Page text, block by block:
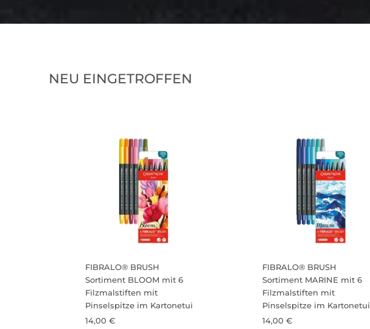
NEU EINGETROFFEN
FIBRALO® BRUSH
Sortiment BLOOM mit 6
Filzmalstiften mit
Pinselspitze im Kartonetui
14,00 €
FIBRALO® BRUSH
Sortiment MARINE mit 6
Filzmalstiften mit
Pinselspitze im Kartonetui
14,00 €